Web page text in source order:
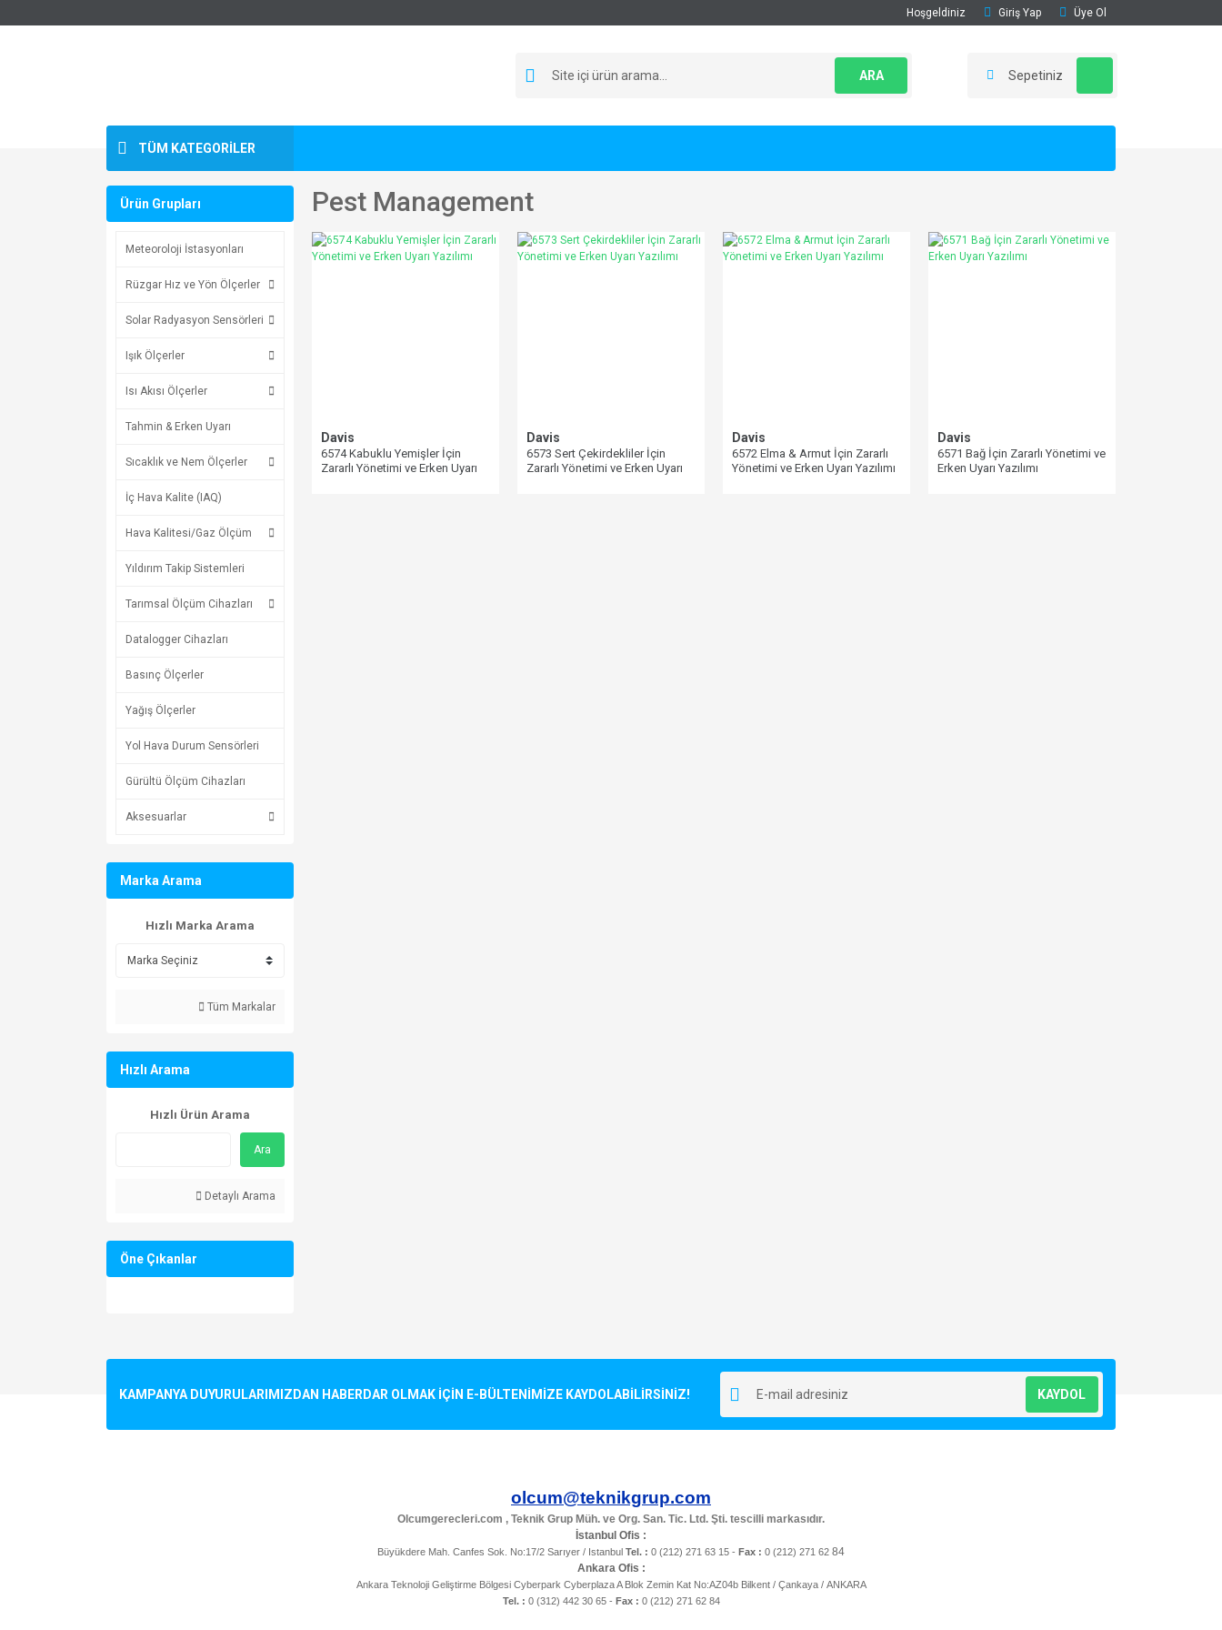
Hoşgeldiniz Giriş Yap Üye Ol
ARA Sepetiniz
TÜM KATEGORİLER
Ürün Grupları
Meteoroloji İstasyonları
Rüzgar Hız ve Yön Ölçerler
Solar Radyasyon Sensörleri
Işık Ölçerler
Isı Akısı Ölçerler
Tahmin & Erken Uyarı
Sıcaklık ve Nem Ölçerler
İç Hava Kalite (IAQ)
Hava Kalitesi/Gaz Ölçüm
Yıldırım Takip Sistemleri
Tarımsal Ölçüm Cihazları
Datalogger Cihazları
Basınç Ölçerler
Yağış Ölçerler
Yol Hava Durum Sensörleri
Gürültü Ölçüm Cihazları
Aksesuarlar
Marka Arama
Hızlı Marka Arama
Tüm Markalar
Hızlı Arama
Hızlı Ürün Arama
Ara
Detaylı Arama
Öne Çıkanlar
Pest Management
Davis
6574 Kabuklu Yemişler İçin
Zararlı Yönetimi ve Erken Uyarı
Davis
6573 Sert Çekirdekliler İçin
Zararlı Yönetimi ve Erken Uyarı
Davis
6572 Elma & Armut İçin Zararlı
Yönetimi ve Erken Uyarı Yazılımı
Davis
6571 Bağ İçin Zararlı Yönetimi ve
Erken Uyarı Yazılımı
KAMPANYA DUYURULARIMIZDAN HABERDAR OLMAK İÇİN E-BÜLTENİMİZE KAYDOLABİLİRSİNİZ! KAYDOL
olcum@teknikgrup.com
Olcumgerecleri.com , Teknik Grup Müh. ve Org. San. Tic. Ltd. Şti. tescilli markasıdır.
İstanbul Ofis :
Büyükdere Mah. Canfes Sok. No:17/2 Sarıyer / Istanbul Tel. : 0 (212) 271 63 15 - Fax : 0 (212) 271 62 84
Ankara Ofis :
Ankara Teknoloji Geliştirme Bölgesi Cyberpark Cyberplaza A Blok Zemin Kat No:AZ04b Bilkent / Çankaya / ANKARA
Tel. : 0 (312) 442 30 65 - Fax : 0 (212) 271 62 84